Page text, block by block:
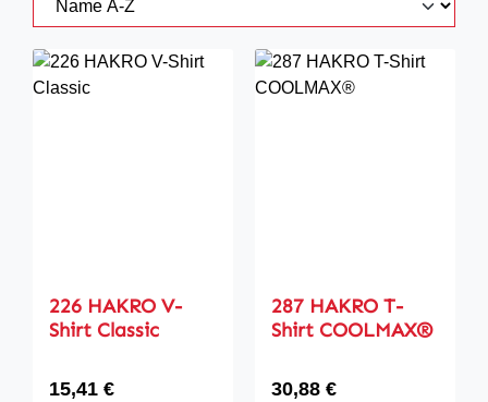
226 HAKRO V-
Shirt Classic
Regulärer Preis:
15,41 €
287 HAKRO T-
Shirt COOLMAX®
Regulärer Preis:
30,88 €